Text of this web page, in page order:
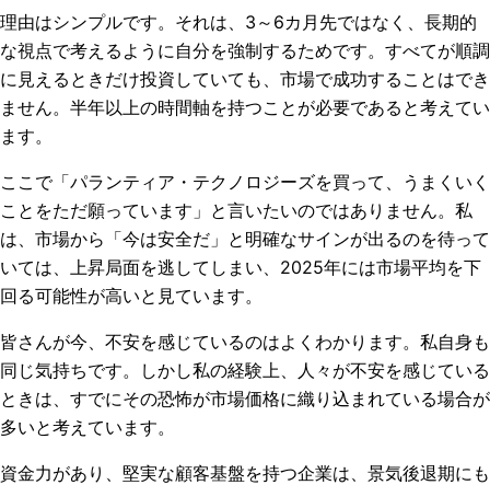
理由はシンプルです。それは、3～6カ月先ではなく、長期的
な視点で考えるように自分を強制するためです。すべてが順調
に見えるときだけ投資していても、市場で成功することはでき
ません。半年以上の時間軸を持つことが必要であると考えてい
ます。
ここで「パランティア・テクノロジーズを買って、うまくいく
ことをただ願っています」と言いたいのではありません。私
は、市場から「今は安全だ」と明確なサインが出るのを待って
いては、上昇局面を逃してしまい、2025年には市場平均を下
回る可能性が高いと見ています。
皆さんが今、不安を感じているのはよくわかります。私自身も
同じ気持ちです。しかし私の経験上、人々が不安を感じている
ときは、すでにその恐怖が市場価格に織り込まれている場合が
多いと考えています。
資金力があり、堅実な顧客基盤を持つ企業は、景気後退期にも